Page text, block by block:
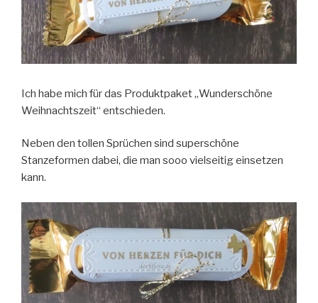
Ich habe mich für das Produktpaket „Wunderschöne
Weihnachtszeit“ entschieden.
Neben den tollen Sprüchen sind superschöne
Stanzeformen dabei, die man sooo vielseitig einsetzen
kann.